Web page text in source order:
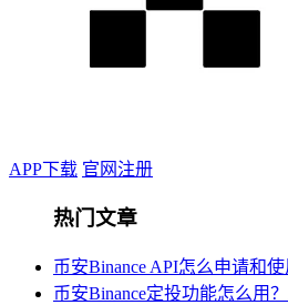
APP下载 官网注册
热门文章
币安Binance API怎么申请和使
币安Binance定投功能怎么用